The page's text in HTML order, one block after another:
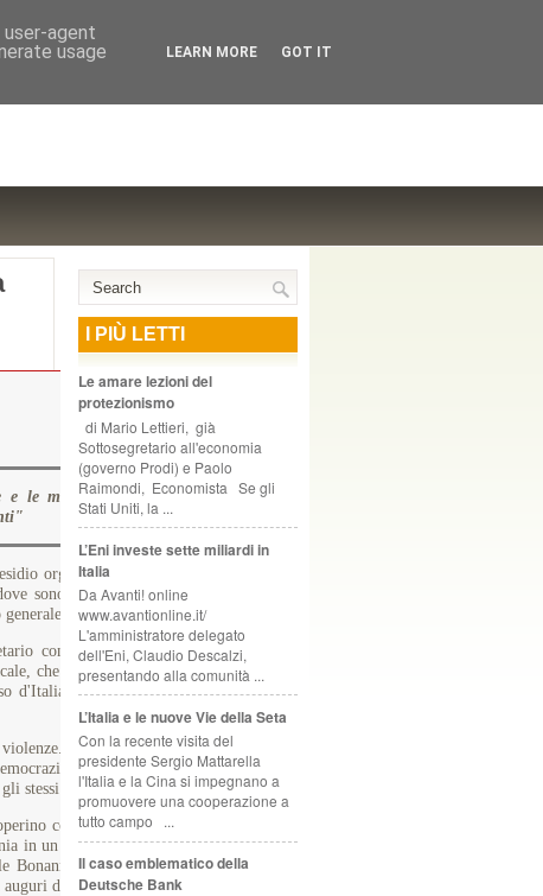
COOPERATIVO, ZURIGO
minacce rivolte a Bonanni a Firenze. La solidarietà della
organizzato davanti al Viminale in segno di protesta contro gli
sono state prese di mira le sedi della Fim Cisl e della Uilm, e a
della Cisl, Raffaele Bonanni.
della Cgil, responsabile dell'organizzazione – per
che è un tratto fondamentale della democrazia”. È stato lo stesso
dopo l'immediata presa di posizione di questa mattina del
"Si tratta di atti vili e inaccettabili, compiuti da delinquenti
Sono azioni che nulla hanno a che fare con l'attività del
gli stessi lavoratori".
con la necessaria determinazione per assicurare alla giustizia i
in un attivo sindacale, ha espresso, nel corso di colloqui telefonici,
Bonanni e Luigi Angeletti , e ai segretari generali di Fim e Uilm,
della Cgil per un rapido recupero".
I PIÙ LETTI
Le amare lezioni del
protezionismo
di Mario Lettieri, già
Sottosegretario all'economia
(governo Prodi) e Paolo
Raimondi, Economista Se gli
Stati Uniti, la ...
L’Eni investe sette miliardi in
Italia
Da Avanti! online
www.avantionline.it/
L'amministratore delegato
dell'Eni, Claudio Descalzi,
presentando alla comunità ...
L’Italia e le nuove Vie della Seta
Con la recente visita del
presidente Sergio Mattarella
l'Italia e la Cina si impegnano a
promuovere una cooperazione a
tutto campo ...
Il caso emblematico della
Deutsche Bank
agent
usage
LEARN MORE GOT IT